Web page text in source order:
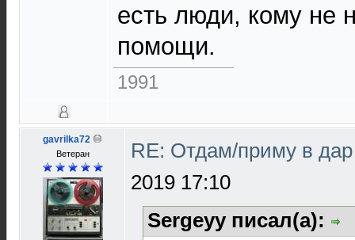
есть люди, кому не
помощи.
1991
gavrilka72
Ветеран
RE: Отдам/приму в
2019 17:10
Sergeyy писал(а):